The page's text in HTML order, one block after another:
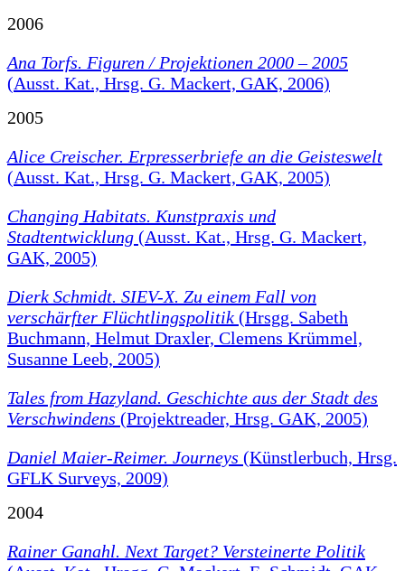
2006
Ana Torfs. Figuren / Projektionen 2000 – 2005
(Ausst. Kat., Hrsg. G. Mackert, GAK, 2006)
2005
Alice Creischer. Erpresserbriefe an die Geisteswelt
(Ausst. Kat., Hrsg. G. Mackert, GAK, 2005)
Changing Habitats. Kunstpraxis und
Stadtentwicklung (Ausst. Kat., Hrsg. G. Mackert,
GAK, 2005)
Dierk Schmidt. SIEV-X. Zu einem Fall von
verschärfter Flüchtlingspolitik (Hrsgg. Sabeth
Buchmann, Helmut Draxler, Clemens Krümmel,
Susanne Leeb, 2005)
Tales from Hazyland. Geschichte aus der Stadt des
Verschwindens (Projektreader, Hrsg. GAK, 2005)
Daniel Maier-Reimer. Journeys (Künstlerbuch, Hrsg.
GFLK Surveys, 2009)
2004
Rainer Ganahl. Next Target? Versteinerte Politik